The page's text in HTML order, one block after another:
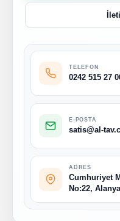
TELEFON
0242 515 27
E-POSTA
satis@al-
ADRES
Cumhuriyet
No:22,